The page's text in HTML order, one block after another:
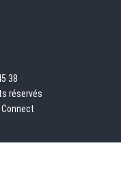
38
réservés